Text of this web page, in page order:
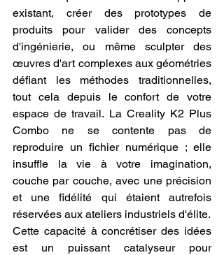
existant, créer des prototypes de
produits pour valider des concepts
d'ingénierie, ou même sculpter des
œuvres d'art complexes aux géométries
défiant les méthodes traditionnelles,
tout cela depuis le confort de votre
espace de travail. La Creality K2 Plus
Combo ne se contente pas de
reproduire un fichier numérique ; elle
insuffle la vie à votre imagination,
couche par couche, avec une précision
et une fidélité qui étaient autrefois
réservées aux ateliers industriels d'élite.
Cette capacité à concrétiser des idées
est un puissant catalyseur pour